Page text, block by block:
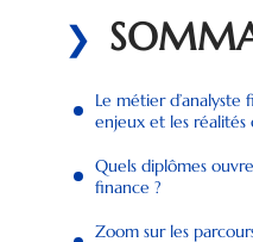
Le métier
enjeux et les réalités
Quels diplômes
finance ?
Zoom sur les